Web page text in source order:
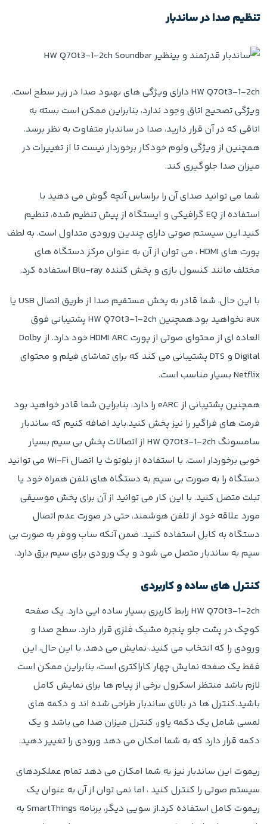
تنظیم صدا در ساندبار
HW Q70t3-1-2ch دارای ویژگی های بهبود صدا در زیر سطح است.
ویژگی تصحیح اتاق وجود ندارد، بنابراین ممکن است بسته به
اتاقی که در آن قرار دارید، صدا در ساندبار متفاوت به نظر برسد.
همچنین از ویژگی ولوم خودکار برخوردار نیست تا از تغییرات در
میزان صدا جلوگیری کند.
شما می توانید صدای آن را براساس آنچه گوش می دهید با
استفاده از EQ گرافیکی و ایستگاه از پیش تنظیم شده، تنظیم
کنید.این سیستم صوتی دارای چندین ورودی متداول است. به لطف
پورت های HDMI ، می توان از آن به عنوان مرکز دستگاه های
مختلف مانند کنسول بازی و پخش کننده Blu-ray استفاده کرد.
با این حال، شما قادر به پخش مستقیم صدا از طریق اتصال USB یا
aux نخواهید بود.همچنین HW Q70t3-1-2ch پشتیبانی فوق
العاده ای از محتوای صوتی از پورت HDMI ARC خود دارد. از Dolby
Digital و DTS پشتیبانی می کند که برای تماشای فیلم و محتوای
Netflix بسیار مناسب است.
همچنین پشتیبانی از eARC را دارد، بنابراین شما قادر خواهید بود
فرمت های فراگیر را نیز پخش کنید.باید اضافه کنیم که ساندبار
سامسونگ HW Q70t3-1-2ch از اتصالات پخش بی سیم بسیار
خوبی برخوردار است. با استفاده از بلوتوث یا اتصال Wi-Fi می توانید
دستگاه را به صورت بی سیم به دستگاه های تلفن همراه خود یا
تبلت متصل کنید. با این کار می توانید از آن برای پخش موسیقی
مورد علاقه خود از تلفن هوشمند، حتی در صورت عدم اتصال
دستگاه به کابل استفاده کنید. ضمن آنکه ساب ووفر به صورت بی
سیم به ساندبار متصل می شود و یک ورودی برای سیم برق دارد.
کنترل های ساده و کاربردی
HW Q70t3-1-2ch رابط کاربری بسیار ساده ایی دارد. یک صفحه
کوچک در پشت جلو پنجره مشبک فلزی قرار دارد. سطح صدا و
ورودی را که انتخاب می کنید، نمایش می دهد. با این حال، این
فقط یک صفحه نمایش چهار کاراکتری است، بنابراین ممکن است
لازم باشد منتظر اسکرول برخی از پیام ها برای نمایش کامل
باشید.کنترل ها در بالای ساندبار طراحی شده اند و دکمه های
لمسی شامل یک دکمه پاور، کنترل میزان صدا می باشد و یک
دکمه قرار دارد که به شما امکان می دهد ورودی را تغییر دهید.
ریموت این ساندبار نیز به شما امکان می دهد تمام عملکردهای
سیستم صوتی را کنترل کنید ، اما نمی توان از آن به عنوان یک
ریموت کامل استفاده کرد.از سویی دیگر، برنامه SmartThings به